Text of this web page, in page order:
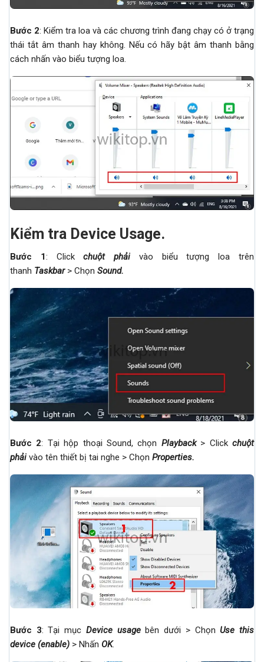
Bước 2: Kiểm tra loa và các chương trình đang chạy có ở trạng
thái tắt âm thanh hay không. Nếu có hãy bật âm thanh bằng
cách nhấn vào biểu tượng loa.
Kiểm tra Device Usage.
Bước 1: Clickchuột phải vào biểu tượng loa trên
thanh Taskbar > Chọn Sound.
Bước 2: Tại hộp thoại Sound, chọn Playback> Clickchuột
phải vào tên thiết bị tai nghe > Chọn Properties.
Bước 3: Tại mục Device usagebên dưới > ChọnUse this
device (enable) > Nhấn OK.